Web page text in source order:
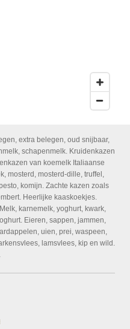
extra belegen, oud snijbaar,
schapenmelk. Kruidenkazen
van koemelk Italiaanse
mosterd, mosterd-dille, truffel,
komijn. Zachte kazen zoals
Heerlijke kaaskoekjes.
karnemelk, yoghurt, kwark,
Eieren, sappen, jammen,
uien, prei, waspeen,
lamsvlees, kip en wild.